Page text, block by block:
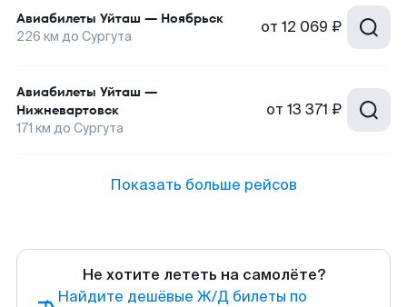
Авиабилеты Уйташ — Ноябрьск
226 км до Сургута от 12 069 ₽
Авиабилеты Уйташ —
Нижневартовск
171 км до Сургута
от 13 371 ₽
Показать больше рейсов
Не хотите лететь на самолёте?
Найдите дешёвые Ж/Д билеты по